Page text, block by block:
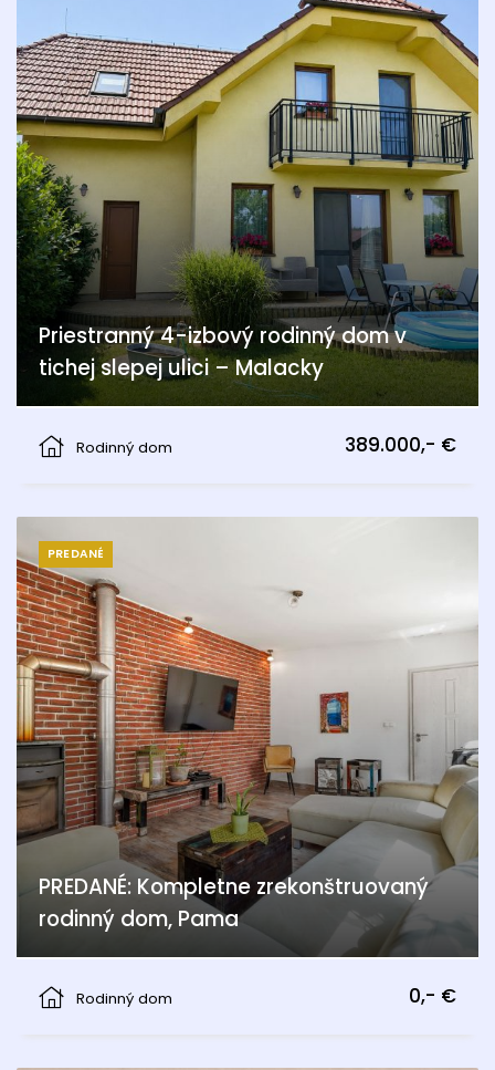
Priestranný 4-izbový rodinný dom v
tichej slepej ulici – Malacky
Rodinný dom
389.000,- €
PREDANÉ
PREDANÉ: Kompletne zrekonštruovaný
rodinný dom, Pama
Rodinný dom
0,- €